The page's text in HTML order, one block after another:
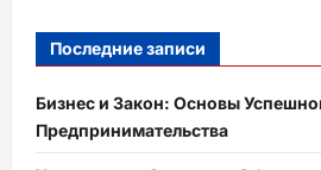
Последние записи
Бизнес и Закон: Основы
Предпринимательства